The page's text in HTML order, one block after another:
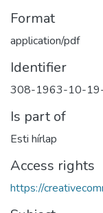
Format
application/pdf
Identifier
308-1963-10-
Is part of
Esti hírlap
Access rights
https://